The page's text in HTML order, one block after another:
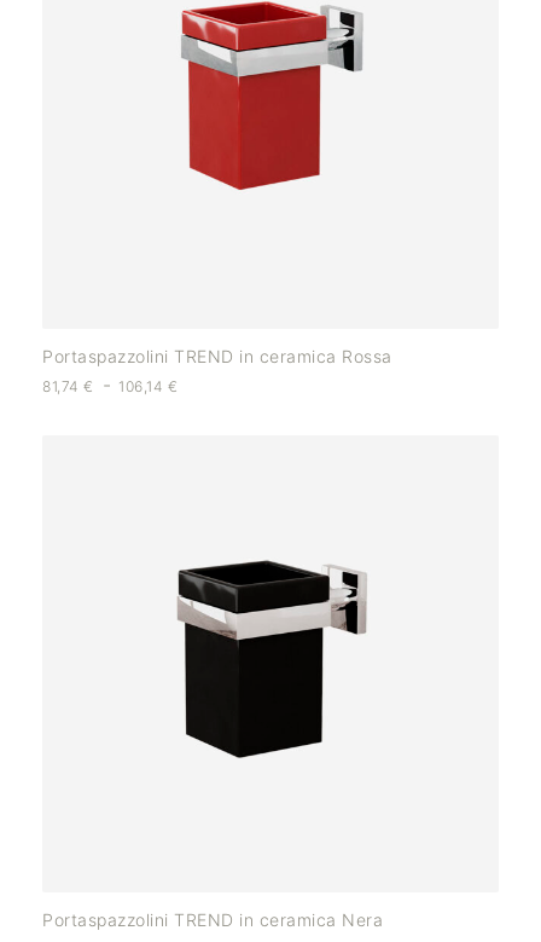
Portaspazzolini TREND in ceramica Rossa
81,74 € - 106,14 €
Portaspazzolini TREND in ceramica Nera